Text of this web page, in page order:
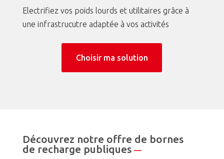
Electrifiez vos poids lourds et utilitaires grâce à
une infrastrucutre adaptée à vos activités
Choisir ma solution
Découvrez notre offre de bornes
de recharge publiques —